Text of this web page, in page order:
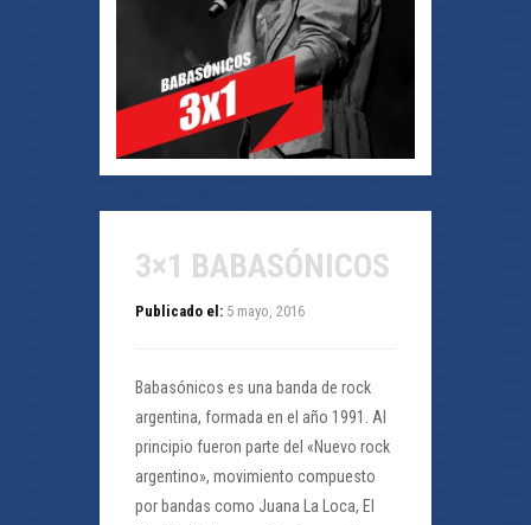
3×1 BABASÓNICOS
Publicado el: 5 mayo, 2016
Babasónicos es una banda de rock
argentina, formada en el año 1991. Al
principio fueron parte del «Nuevo rock
argentino», movimiento compuesto
por bandas como Juana La Loca, El